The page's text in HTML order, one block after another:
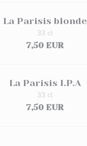
La Parisis blonde
7,50 EUR
33 cl
La Parisis I.P.A
7,50 EUR
33 cl